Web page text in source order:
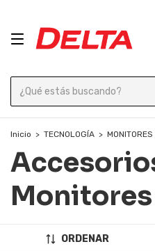
Inicio > TECNOLOGÍA > MONITORES
Monitores
ORDENAR